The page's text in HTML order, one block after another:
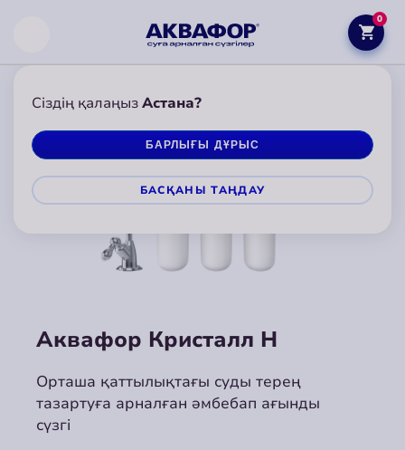
Сіздің қалаңызАстана?
БАРЛЫҒЫ ДҰРЫС
БАСҚАНЫ ТАҢДАУ
0
Аквафор Кристалл Н
Орташа қаттылықтағы суды терең
тазартуға арналған әмбебап ағынды
сүзгі
Аквафор Кристалл Н
Орташа қаттылықтағы суды терең
тазартуға арналған әмбебап ағынды
сүзгі
Аквафор Кристалл Н
Орташа қаттылықтағы суды терең
тазартуға арналған әмбебап ағынды
сүзгі